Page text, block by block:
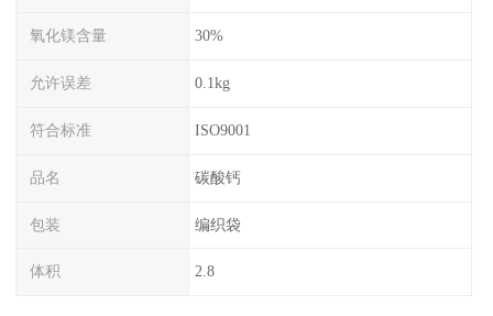
氧化镁含量 30%
允许误差 0.1kg
符合标准 ISO9001
品名 碳酸钙
包装 编织袋
体积 2.8